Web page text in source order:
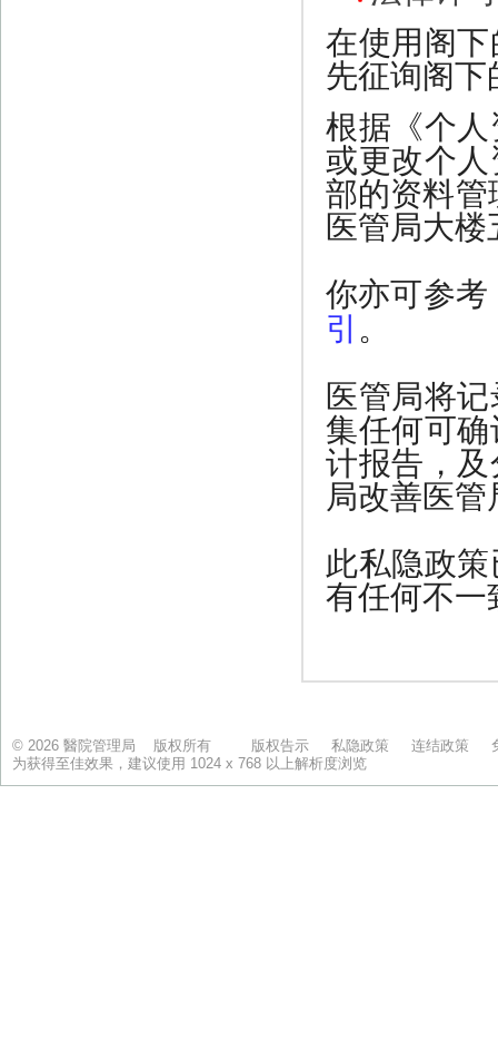
© 2026 醫院管理局 版权所有 版权告示 私隐政策 连结政策
为获得至佳效果，建议使用 1024 x 768 以上解析度浏览